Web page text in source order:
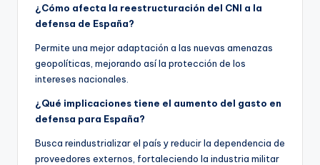
¿Cómo afecta la reestructuración del CNI a la
defensa de España?
Permite una mejor adaptación a las nuevas amenazas
geopolíticas, mejorando así la protección de los
intereses nacionales.
¿Qué implicaciones tiene el aumento del gasto en
defensa para España?
Busca reindustrializar el país y reducir la dependencia de
proveedores externos, fortaleciendo la industria militar